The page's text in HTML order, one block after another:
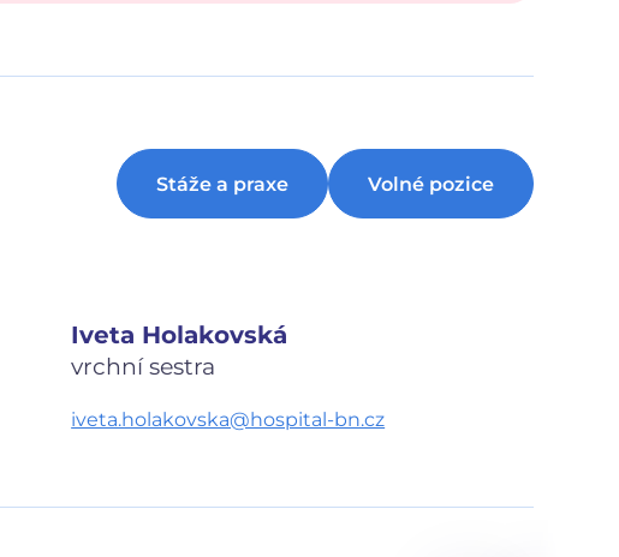
Stáže a praxe Volné pozice
Iveta Holakovská
vrchní sestra
iveta.holakovska@hospital-bn.cz